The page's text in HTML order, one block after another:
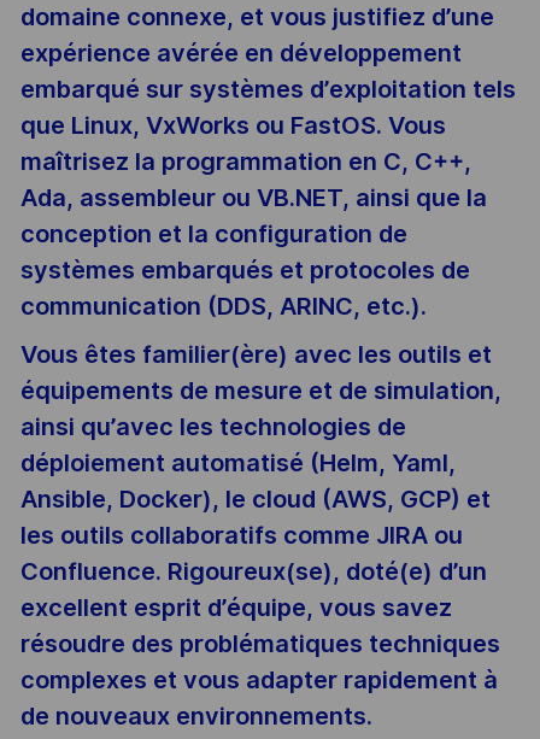
domaine connexe, et vous justifiez d’une
expérience avérée en développement
embarqué sur systèmes d’exploitation tels
que Linux, VxWorks ou FastOS. Vous
maîtrisez la programmation en C, C++,
Ada, assembleur ou VB.NET, ainsi que la
conception et la configuration de
systèmes embarqués et protocoles de
communication (DDS, ARINC, etc.).
Vous êtes familier(ère) avec les outils et
équipements de mesure et de simulation,
ainsi qu’avec les technologies de
déploiement automatisé (Helm, Yaml,
Ansible, Docker), le cloud (AWS, GCP) et
les outils collaboratifs comme JIRA ou
Confluence. Rigoureux(se), doté(e) d’un
excellent esprit d’équipe, vous savez
résoudre des problématiques techniques
complexes et vous adapter rapidement à
de nouveaux environnements.